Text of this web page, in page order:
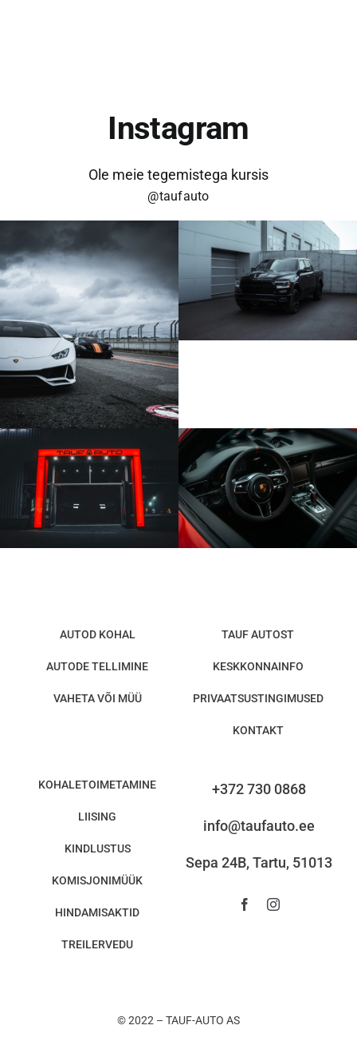
Instagram
Ole meie tegemistega kursis
@taufauto
AUTOD KOHAL
AUTODE TELLIMINE
VAHETA VÕI MÜÜ
KOHALETOIMETAMINE
LIISING
KINDLUSTUS
KOMISJONIMÜÜK
HINDAMISAKTID
TREILERVEDU
TAUF AUTOST
KESKKONNAINFO
PRIVAATSUSTINGIMUSED
KONTAKT
+372 730 0868
info@taufauto.ee
Sepa 24B, Tartu, 51013
© 2022 – TAUF-AUTO AS